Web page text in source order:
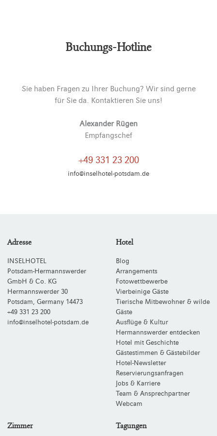
Buchungs-Hotline
Sie haben Fragen zu Ihrer Buchung? Wir sind gerne
für Sie da. Kontaktieren Sie uns!
Alexander Rügen
Empfangschef
+49 331 23 200
info@inselhotel-potsdam.de
Adresse
INSELHOTEL
Potsdam-Hermannswerder
GmbH & Co. KG
Hermannswerder 30
Potsdam, Germany 14473
+49 331 23 200
info@inselhotel-potsdam.de
Hotel
Blog
Arrangements
Fotowettbewerbe
Vierbeinige Gäste
Tierische Mitbewohner & wilde
Gäste
Ausflüge & Kultur
Hermannswerder entdecken
Hotel mit Geschichte
Gästestimmen & Gästebilder
Hotel-Newsletter
Reservierungsanfragen
Jobs & Karriere
Team & Ansprechpartner
Webcam
Zimmer Tagungen